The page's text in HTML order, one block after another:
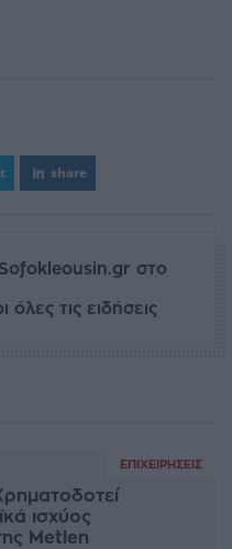
share
στο
όλες τις ειδήσεις
ΕΠΙΧΕΙΡΉΣΕΙΣ
ισχύος
Metlen